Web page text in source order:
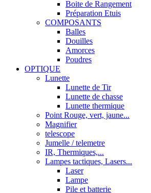
Boite de Rangement
Préparation Etuis
COMPOSANTS
Balles
Douilles
Amorces
Poudres
OPTIQUE
Lunette
Lunette de Tir
Lunette de chasse
Lunette thermique
Point Rouge, vert, jaune...
Magnifier
telescope
Jumelle / telemetre
IR, Thermiques,...
Lampes tactiques, Lasers...
Laser
Lampe
Pile et batterie